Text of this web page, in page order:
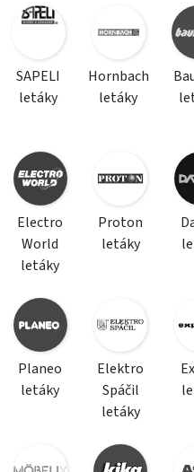
SAPELI
letáky
Hornbach
letáky
Electro
World
letáky
Proton
letáky
Planeo
letáky
Elektro
Spáčil
letáky